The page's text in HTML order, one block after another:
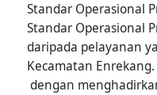
Standar Operasional
Standar Operasional
daripada pelayanan
Kecamatan
dengan